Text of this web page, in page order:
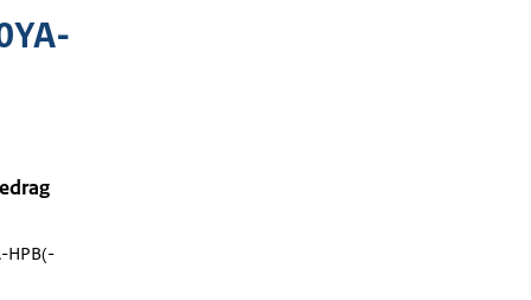
HPB(-